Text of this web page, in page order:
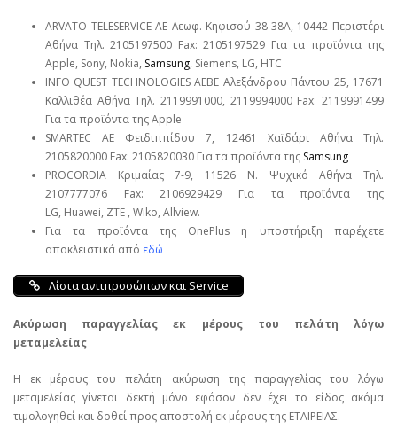
ARVATO TELESERVICE ΑΕ Λεωφ. Κηφισού 38-38Α, 10442 Περιστέρι
Αθήνα Τηλ. 2105197500 Fax: 2105197529 Για τα προϊόντα της
Apple, Sony, Nokia, Samsung, Siemens, LG, HTC
INFO QUEST TECHNOLOGIES ΑΕΒΕ Αλεξάνδρου Πάντου 25, 17671
Καλλιθέα Αθήνα Τηλ. 2119991000, 2119994000 Fax: 2119991499
Για τα προϊόντα της Apple
SMARTEC ΑΕ Φειδιππίδου 7, 12461 Χαϊδάρι Αθήνα Τηλ.
2105820000 Fax: 2105820030 Για τα προϊόντα της Samsung
PROCORDIA Κριμαίας 7-9, 11526 Ν. Ψυχικό Αθήνα Τηλ.
2107777076 Fax: 2106929429 Για τα προϊόντα της
LG, Huawei, ΖΤΕ , Wiko, Allview.
Για τα προϊόντα της OnePlus η υποστήριξη παρέχετε
αποκλειστικά από εδώ
Λίστα αντιπροσώπων και Service
Ακύρωση παραγγελίας εκ μέρους του πελάτη λόγω
μεταμελείας
Η εκ μέρους του πελάτη ακύρωση της παραγγελίας του λόγω
μεταμελείας γίνεται δεκτή μόνο εφόσον δεν έχει το είδος ακόμα
τιμολογηθεί και δοθεί προς αποστολή εκ μέρους της ΕΤΑΙΡΕΙΑΣ.